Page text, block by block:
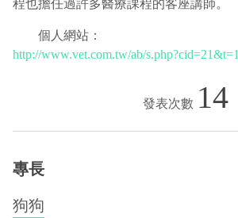
程也擔任過許多醫療課程的客座講師。
個人網站：
http://www.vet.com.tw/ab/s.php?cid=21&t=1
14
專長
狗狗